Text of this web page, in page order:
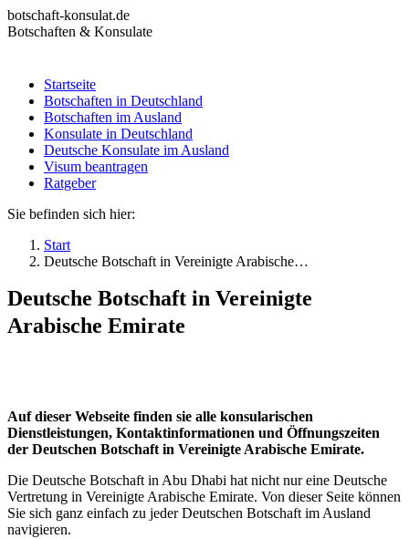
Zum
Inhalt
botschaft-konsulat.de
Botschaften & Konsulate
Startseite
Botschaften in Deutschland
Botschaften im Ausland
Konsulate in Deutschland
Deutsche Konsulate im Ausland
Visum beantragen
Ratgeber
Startseite
Botschaften in Deutschland
Botschaften im Ausland
Konsulate in Deutschland
Deutsche Konsulate im Ausland
Visum beantragen
Ratgeber
Sie befinden sich hier:
Start
Deutsche Botschaft in Vereinigte Arabische…
Deutsche Botschaft in Vereinigte
Arabische Emirate
Auf dieser Webseite finden sie alle konsularischen
Dienstleistungen, Kontaktinformationen und Öffnungszeiten
der Deutschen Botschaft in Vereinigte Arabische Emirate.
Die Deutsche Botschaft in Abu Dhabi hat nicht nur eine Deutsche
Vertretung in Vereinigte Arabische Emirate. Von dieser Seite können
Sie sich ganz einfach zu jeder Deutschen Botschaft im Ausland
navigieren.